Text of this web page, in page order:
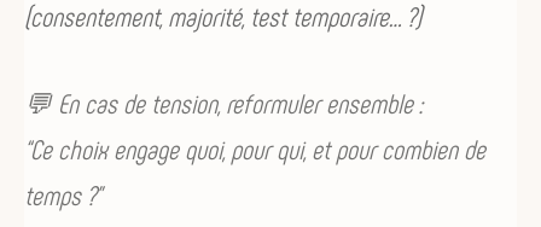
(consentement, majorité, test temporaire… ?)
💬 En cas de tension, reformuler ensemble :
“Ce choix engage quoi, pour qui, et pour combien de
temps ?”